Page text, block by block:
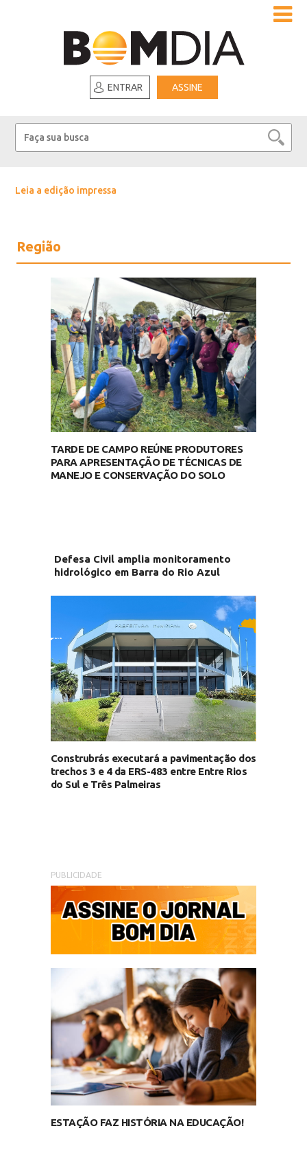
ENTRAR ASSINE
Leia a edição impressa
Região
TARDE DE CAMPO REÚNE PRODUTORES
PARA APRESENTAÇÃO DE TÉCNICAS DE
MANEJO E CONSERVAÇÃO DO SOLO
Defesa Civil amplia monitoramento
hidrológico em Barra do Rio Azul
Construbrás executará a pavimentação dos
trechos 3 e 4 da ERS-483 entre Entre Rios
do Sul e Três Palmeiras
PUBLICIDADE
ESTAÇÃO FAZ HISTÓRIA NA EDUCAÇÃO!